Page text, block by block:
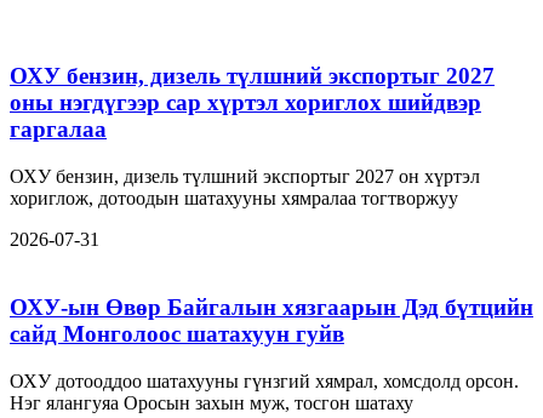
ОХУ бензин, дизель түлшний экспортыг 2027
оны нэгдүгээр сар хүртэл хориглох шийдвэр
гаргалаа
ОХУ бензин, дизель түлшний экспортыг 2027 он хүртэл
хориглож, дотоодын шатахууны хямралаа тогтворжуу
2026-07-31
ОХУ-ын Өвөр Байгалын хязгаарын Дэд бүтцийн
сайд Монголоос шатахуун гуйв
ОХУ дотооддоо шатахууны гүнзгий хямрал, хомсдолд орсон.
Нэг ялангуяа Оросын захын муж, тосгон шатаху